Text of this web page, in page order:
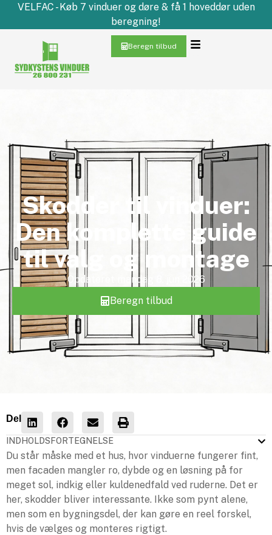
VELFAC - Køb 7 vinduer og døre & få 1 hoveddør uden
beregning!
Beregn tilbud
Skodder til vinduer:
Den komplette guide
til valg og montage
Opdateret
mandag 8. jun 2026
Beregn tilbud
Del
INDHOLDSFORTEGNELSE
Du står måske med et hus, hvor vinduerne fungerer fint,
men facaden mangler ro, dybde og en løsning på for
meget sol, indkig eller kuldenedfald ved ruderne. Det er
her, skodder bliver interessante. Ikke som pynt alene,
men som en bygningsdel, der kan gøre en reel forskel,
hvis de vælges og monteres rigtigt.